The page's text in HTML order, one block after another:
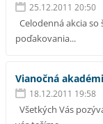
25.12.2011 20:50
Celodenná akcia
poďakovania...
Vianočná
18.12.2011 19:58
Všetkých Vás